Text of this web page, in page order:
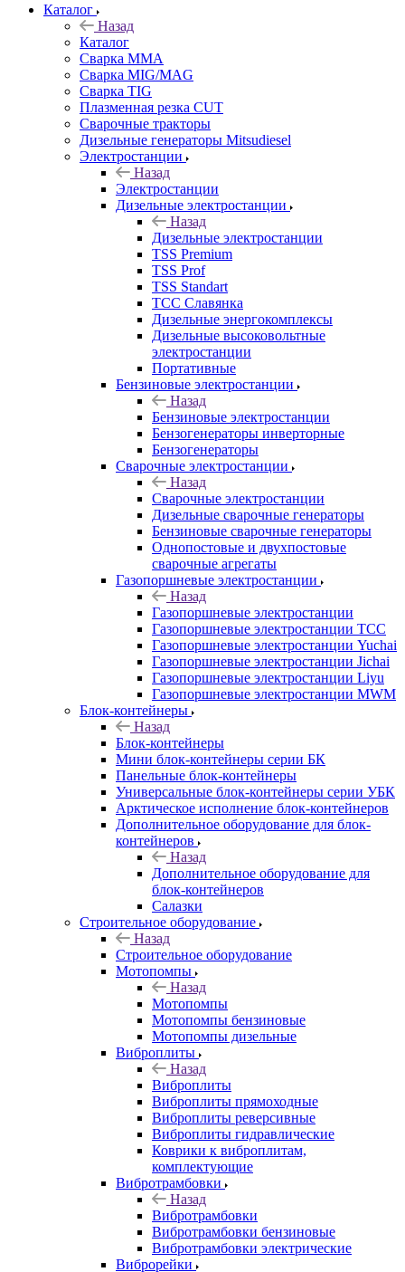
Каталог
Назад
Каталог
Сварка MMA
Сварка MIG/MAG
Сварка TIG
Плазменная резка CUT
Сварочные тракторы
Дизельные генераторы Mitsudiesel
Электростанции
Назад
Электростанции
Дизельные электростанции
Назад
Дизельные электростанции
TSS Premium
TSS Prof
TSS Standart
ТСС Славянка
Дизельные энергокомплексы
Дизельные высоковольтные
электростанции
Портативные
Бензиновые электростанции
Назад
Бензиновые электростанции
Бензогенераторы инверторные
Бензогенераторы
Сварочные электростанции
Назад
Сварочные электростанции
Дизельные сварочные генераторы
Бензиновые сварочные генераторы
Однопостовые и двухпостовые
сварочные агрегаты
Газопоршневые электростанции
Назад
Газопоршневые электростанции
Газопоршневые электростанции ТСС
Газопоршневые электростанции Yuchai
Газопоршневые электростанции Jichai
Газопоршневые электростанции Liyu
Газопоршневые электростанции MWM
Блок-контейнеры
Назад
Блок-контейнеры
Мини блок-контейнеры серии БК
Панельные блок-контейнеры
Универсальные блок-контейнеры серии УБК
Арктическое исполнение блок-контейнеров
Дополнительное оборудование для блок-
контейнеров
Назад
Дополнительное оборудование для
блок-контейнеров
Салазки
Строительное оборудование
Назад
Строительное оборудование
Мотопомпы
Назад
Мотопомпы
Мотопомпы бензиновые
Мотопомпы дизельные
Виброплиты
Назад
Виброплиты
Виброплиты прямоходные
Виброплиты реверсивные
Виброплиты гидравлические
Коврики к виброплитам,
комплектующие
Вибротрамбовки
Назад
Вибротрамбовки
Вибротрамбовки бензиновые
Вибротрамбовки электрические
Виброрейки